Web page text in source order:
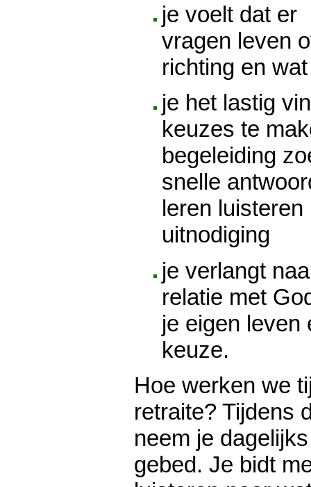
je voelt dat er
vragen leven
richting en
je het lastig
keuzes te
begeleiding
snelle
leren
uitnodiging
je verlangt
relatie met
je eigen leven
keuze.
Hoe werken we
retraite? Tijdens
neem je
gebed. Je bidt